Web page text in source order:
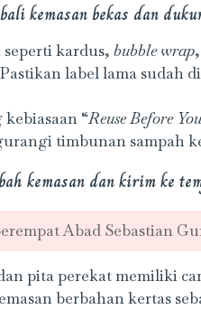
kemasan bekas dan
seperti kardus,bubble wrap
label lama sudah
“Reuse Before
timbunan sampah
kemasan dan kirim ke
Abad Sebastian
pita perekat memiliki
berbahan kertas